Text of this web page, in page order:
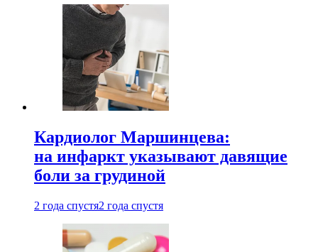
Кардиолог Маршинцева:
на инфаркт указывают давящие
боли за грудиной
2 года спустя2 года спустя